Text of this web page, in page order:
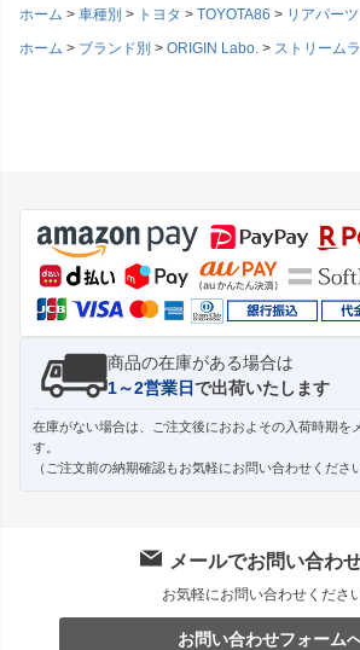
ホーム 車種別 トヨタ TOYOTA86 リアパーツ
ホーム
ブランド別 ORIGIN Labo. ストリーム
商品の在庫がある場合は
1～2営業日で出荷いたします
在庫がない場合は、ご注文後におおよその入荷時期を
す。
（ご注文前の納期確認もお気軽にお問い合わせくださ
メールでお問い合わ
お気軽にお問い合わせください
お問い合わせフォーム